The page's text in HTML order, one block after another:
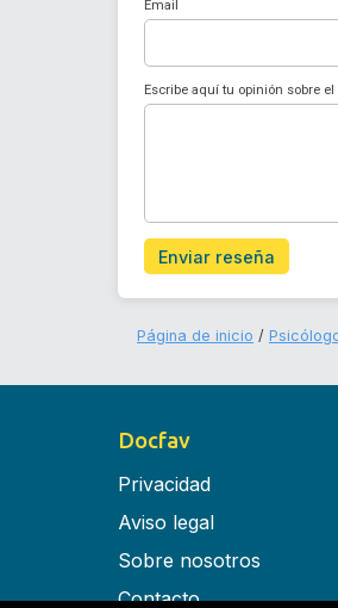
Email
Escribe aquí tu opinión sobre
Enviar reseña
Página de inicio
Docfav
Privacidad
Aviso legal
Sobre nosotros
Contacto